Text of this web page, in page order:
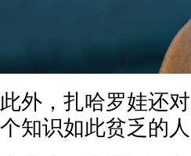
此外，扎哈罗娃还
个知识如此贫乏的